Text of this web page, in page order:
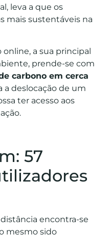
leva a que os
mais sustentáveis na
a sua principal
prende-se com
carbono em cerca
a deslocação de um
ter acesso aos
57
encontra-se
mesmo sido